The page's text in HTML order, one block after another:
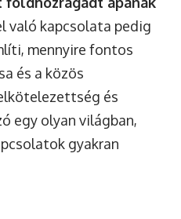
való kapcsolata pedig
mennyire fontos
és a közös
és
egy olyan világban,
gyakran